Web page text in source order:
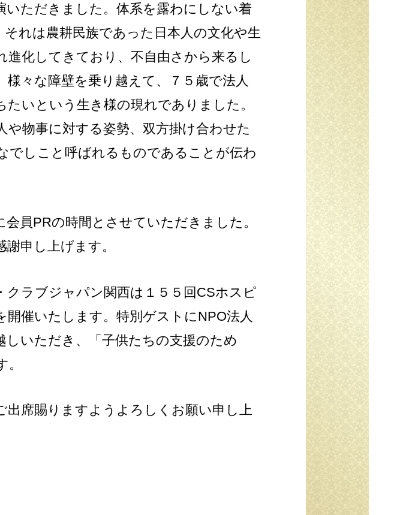
ただきました。体系を露わにしない着
れは農耕民族であった日本人の文化や生
化してきており、不自由さから来るし
々な障壁を乗り越えて、７５歳で法人
いという生き様の現れでありました。
物事に対する姿勢、双方掛け合わせた
でしこと呼ばれるものであることが伝わ
員PRの時間とさせていただきました。
申し上げます。
クラブジャパン関西は１５５回CSホスピ
催いたします。特別ゲストにNPO法人
しいただき、「子供たちの支援のため
席賜りますようよろしくお願い申し上